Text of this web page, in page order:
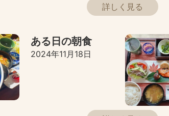
詳しく見る
ある日の朝食
2024年11月18日